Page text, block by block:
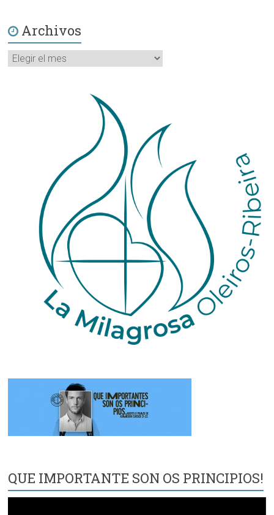
Archivos
Archivos
QUE IMPORTANTE SON OS PRINCIPIOS!